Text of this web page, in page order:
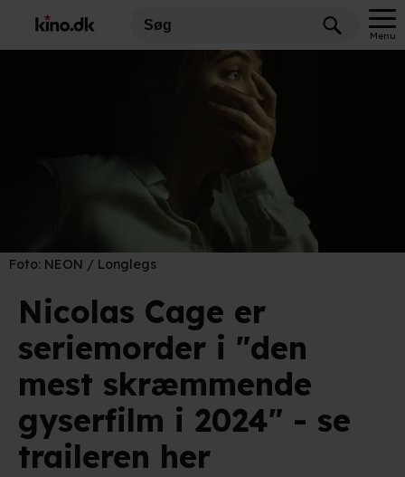
Menu
Foto: NEON / Longlegs
Nicolas Cage er
seriemorder i "den
mest skræmmende
gyserfilm i 2024" - se
traileren her